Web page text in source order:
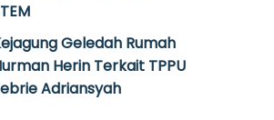
Geledah Rumah
Herin Terkait TPPU
Adriansyah